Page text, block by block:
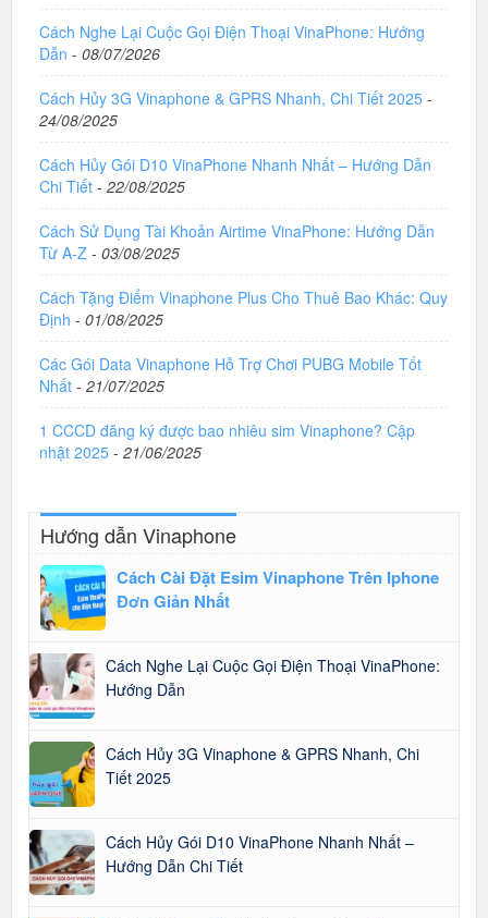
Cách Nghe Lại Cuộc Gọi Điện Thoại VinaPhone: Hướng
Dẫn - 08/07/2026
Cách Hủy 3G Vinaphone & GPRS Nhanh, Chi Tiết 2025 -
24/08/2025
Cách Hủy Gói D10 VinaPhone Nhanh Nhất – Hướng Dẫn
Chi Tiết - 22/08/2025
Cách Sử Dụng Tài Khoản Airtime VinaPhone: Hướng Dẫn
Từ A-Z - 03/08/2025
Cách Tặng Điểm Vinaphone Plus Cho Thuê Bao Khác: Quy
Định - 01/08/2025
Các Gói Data Vinaphone Hỗ Trợ Chơi PUBG Mobile Tốt
Nhất - 21/07/2025
1 CCCD đăng ký được bao nhiêu sim Vinaphone? Cập
nhật 2025 - 21/06/2025
Hướng dẫn Vinaphone
Cách Cài Đặt Esim Vinaphone Trên Iphone
Đơn Giản Nhất
Cách Nghe Lại Cuộc Gọi Điện Thoại VinaPhone:
Hướng Dẫn
Cách Hủy 3G Vinaphone & GPRS Nhanh, Chi
Tiết 2025
Cách Hủy Gói D10 VinaPhone Nhanh Nhất –
Hướng Dẫn Chi Tiết